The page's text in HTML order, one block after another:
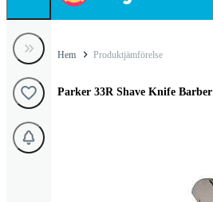
Hem Produktjämförelse
Parker 33R Shave Knife Barber